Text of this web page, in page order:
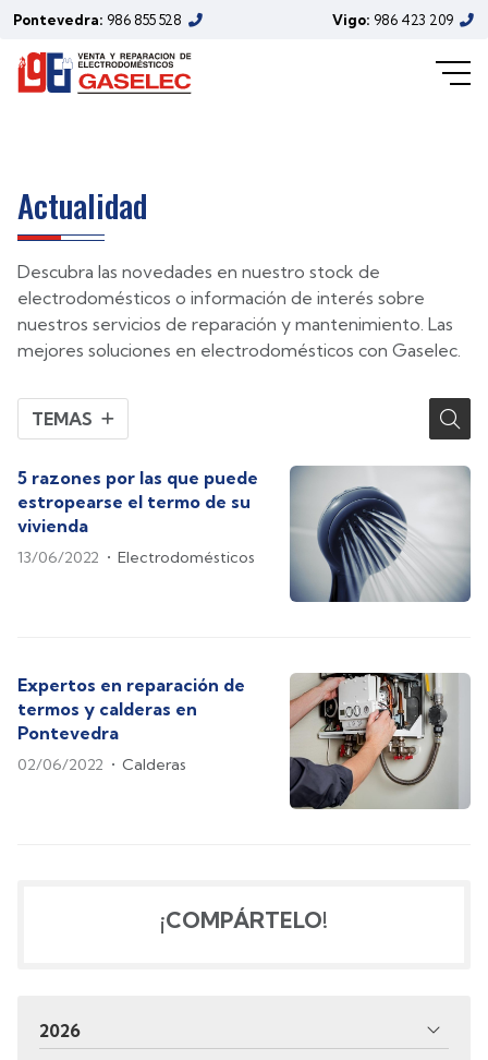
Pontevedra: 986 855 528 Vigo: 986 423 209
electrodomésticos de Gaselec
(Junio/2022)
Actualidad
Descubra las novedades en nuestro stock de
electrodomésticos o información de interés sobre
nuestros servicios de reparación y mantenimiento. Las
mejores soluciones en electrodomésticos con Gaselec.
TEMAS
5 razones por las que puede
estropearse el termo de su
vivienda
13/06/2022 Electrodomésticos
Expertos en reparación de
termos y calderas en
Pontevedra
02/06/2022 Calderas
¡COMPÁRTELO!
2026